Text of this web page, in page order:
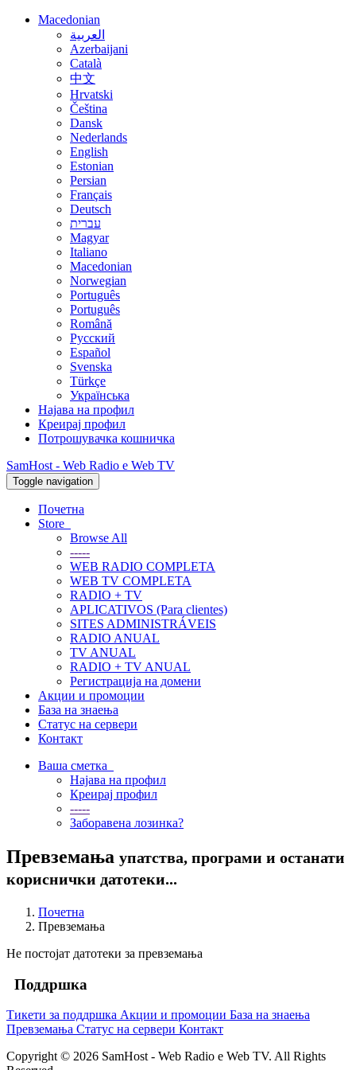
Macedonian
العربية
Azerbaijani
Català
中文
Hrvatski
Čeština
Dansk
Nederlands
English
Estonian
Persian
Français
Deutsch
עברית
Magyar
Italiano
Macedonian
Norwegian
Português
Português
Română
Русский
Español
Svenska
Türkçe
Українська
Најава на профил
Креирај профил
Потрошувачка кошничка
SamHost - Web Radio e Web TV
Toggle navigation
Почетна
Store
Browse All
-----
WEB RADIO COMPLETA
WEB TV COMPLETA
RADIO + TV
APLICATIVOS (Para clientes)
SITES ADMINISTRÁVEIS
RADIO ANUAL
TV ANUAL
RADIO + TV ANUAL
Регистрација на домени
Акции и промоции
База на знаења
Статус на сервери
Контакт
Ваша сметка
Најава на профил
Креирај профил
-----
Заборавена лозинка?
Превземања упатства, програми и останати
кориснички датотеки...
Почетна
Превземања
Не постојат датотеки за превземања
Поддршка
Тикети за поддршка Акции и промоции База на знаења
Превземања Статус на сервери Контакт
Copyright © 2026 SamHost - Web Radio e Web TV. All Rights